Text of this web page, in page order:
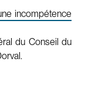
incompétence
du Conseil du